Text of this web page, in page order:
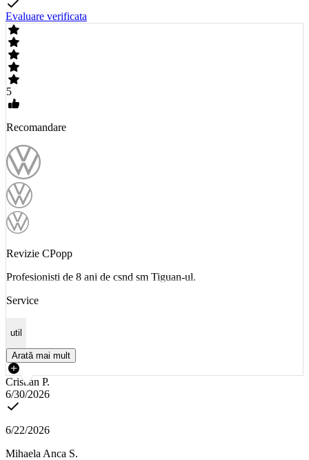
Evaluare verificata
5
Recomandare
Revizie CPopp
Profesionisti de 8 ani de csnd sm Tiguan-ul.
Service
util
Arată mai mult
Cristian P.
6/30/2026
6/22/2026
Mihaela Anca S.